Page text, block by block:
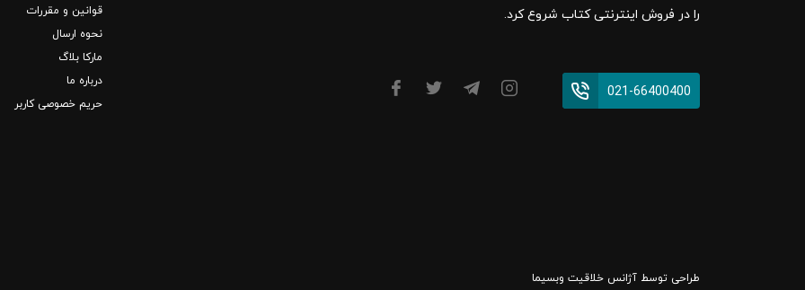
را در فروش اینترنتی کتاب شروع کرد.
021-66400400
قوانین و مقررات
نحوه ارسال
مارکا بلاگ
درباره ما
حریم خصوصی کاربر
طراحی توسط آژانس خلاقیت وبسیما